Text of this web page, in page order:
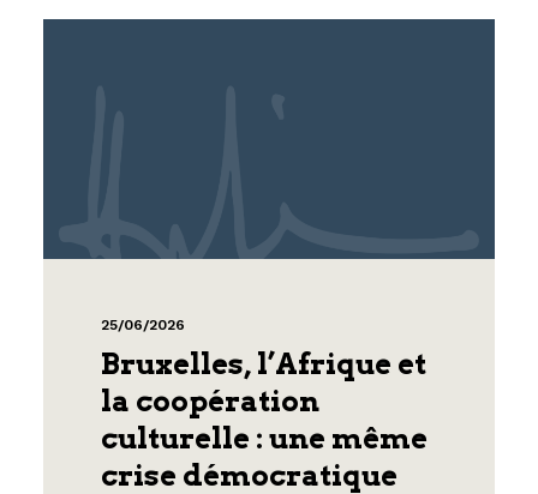
25/06/2026
Bruxelles, l’Afrique et
la coopération
culturelle : une même
crise démocratique